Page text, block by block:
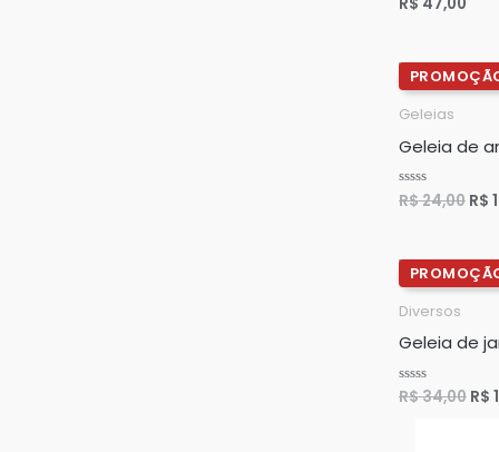
Geleias
Geleia de
Avaliação
0
R$24,00
O
R$
R$
Diversos
Geleia de
Avaliação
R$34,00
O
R$
R$